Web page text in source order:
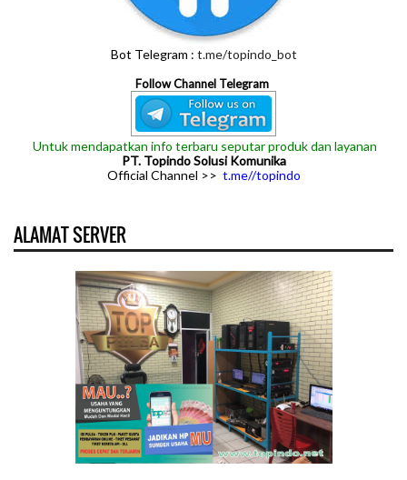
Bot Telegram : t.me/topindo_bot
Follow Channel Telegram
Untuk mendapatkan info terbaru seputar produk dan layanan
PT. Topindo Solusi Komunika
Official Channel >> t.me//topindo
ALAMAT SERVER